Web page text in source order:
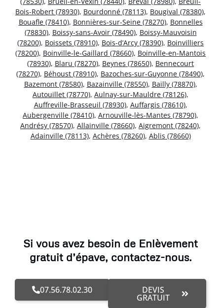
Bois-Robert (78930), Bourdonné (78113), Bougival (78380),
Bouafle (78410), Bonnières-sur-Seine (78270), Bonnelles
(78830), Boissy-sans-Avoir (78490), Boissy-Mauvoisin
(78200), Boissets (78910), Bois-d’Arcy (78390), Boinvilliers
(78200), Boinville-le-Gaillard (78660), Boinville-en-Mantois
(78930), Blaru (78270), Beynes (78650), Bennecourt
(78270), Béhoust (78910), Bazoches-sur-Guyonne (78490),
Bazemont (78580), Bazainville (78550), Bailly (78870),
Autouillet (78770), Aulnay-sur-Mauldre (78126),
Auffreville-Brasseuil (78930), Auffargis (78610),
Aubergenville (78410), Arnouville-lès-Mantes (78790),
Andrésy (78570), Allainville (78660), Aigremont (78240),
Adainville (78113), Achères (78260), Ablis (78660)
Si vous avez besoin de Enlèvement
gratuit d’épave, contactez-nous.
07.56.78.02.30 DEVIS
GRATUIT